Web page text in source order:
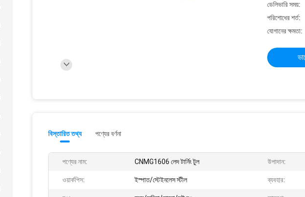
ডেলিভারি সময়:
পরিশোধের শর্ত:
যোগানের ক্ষমতা:
বিস্তারিত তথ্য পণ্যের বর্ণনা
পণ্যের নাম: CNMG1606 লেদ টার্নিং টুল উপাদান:
ওয়ার্কপিস: ইস্পাত/স্টেইনলেস স্টীল ব্যবহার: